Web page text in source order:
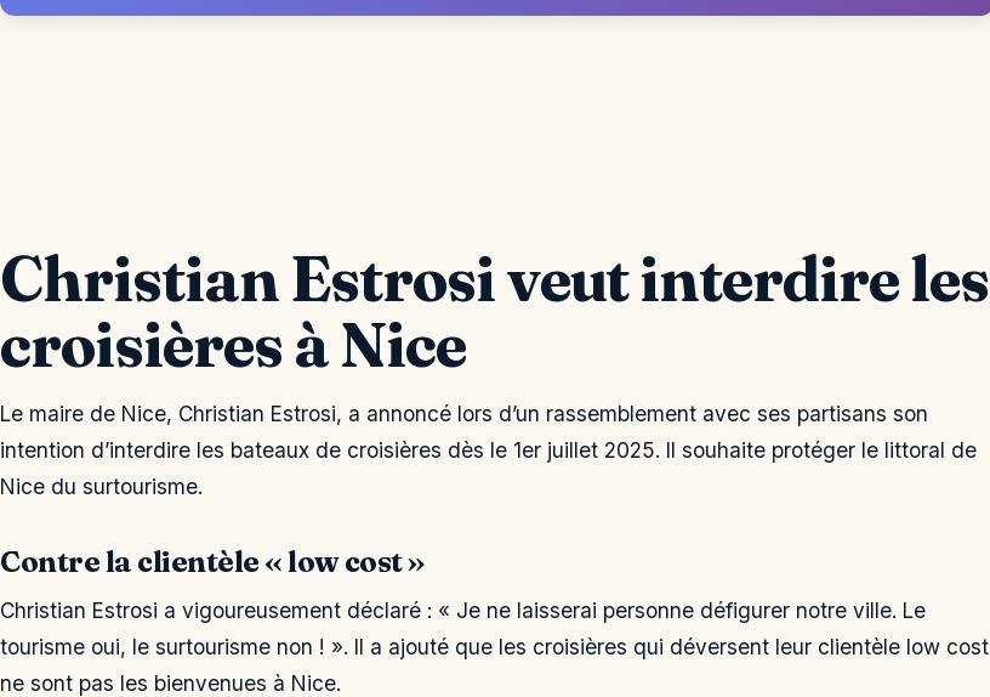
Christian Estrosi veut interdire les
croisières à Nice
Le maire de Nice, Christian Estrosi, a annoncé lors d’un rassemblement avec ses partisans son
intention d’interdire les bateaux de croisières dès le 1er juillet 2025. Il souhaite protéger le littoral de
Nice du surtourisme.
Contre la clientèle « low cost »
Christian Estrosi a vigoureusement déclaré : « Je ne laisserai personne défigurer notre ville. Le
tourisme oui, le surtourisme non ! ». Il a ajouté que les croisières qui déversent leur clientèle low cost
ne sont pas les bienvenues à Nice.